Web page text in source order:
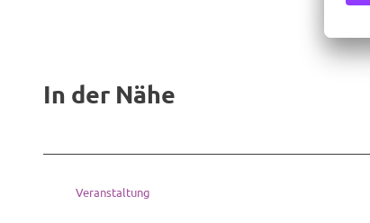
In der Nähe
Veranstaltung